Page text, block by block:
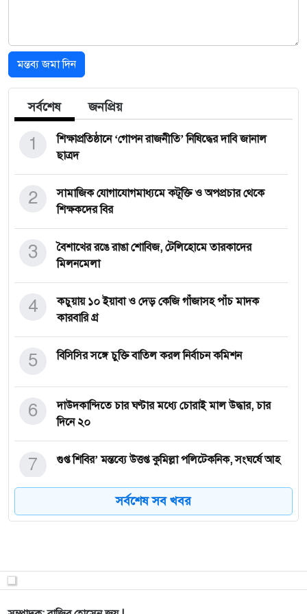
মন্তব্য জমা দিন
সর্বশেষ জনপ্রিয়
শিক্ষাপ্রতিষ্ঠানে ‘গোপন রাজনীতি’ নিষিদ্ধের দাবি জানাল
ছাত্রদ
1
সামাজিক যোগাযোগমাধ্যমে কটূক্তি ও অপপ্রচার থেকে
শিক্ষকদের বির
2
বৈশাখের রঙে রাঙা শোবিজ, টেলিহোমে তারকাদের
মিলনমেলা
3
কচুয়ায় ১০ ইয়াবা ও দেড় কেজি গাঁজাসহ পাঁচ মাদক
কারবারি গ্র
4
বিসিসির সঙ্গে চুক্তি বাতিল করল নির্বাচন কমিশন
5
দাউদকান্দিতে চার ঘণ্টার মধ্যে চোরাই মাল উদ্ধার, চার
দিনে ২০
6
গুপ্ত শিবির’ মন্তব্যে উত্তপ্ত কুমিল্লা পলিটেকনিক, সংঘর্ষে আহ
7
অতীতের রাষ্ট্রপরিচালকেরা দুর্নীতি করে আঙুল ফুলে বটগাছ
হয়েছেন
8
9
সর্বশেষ সব খবর